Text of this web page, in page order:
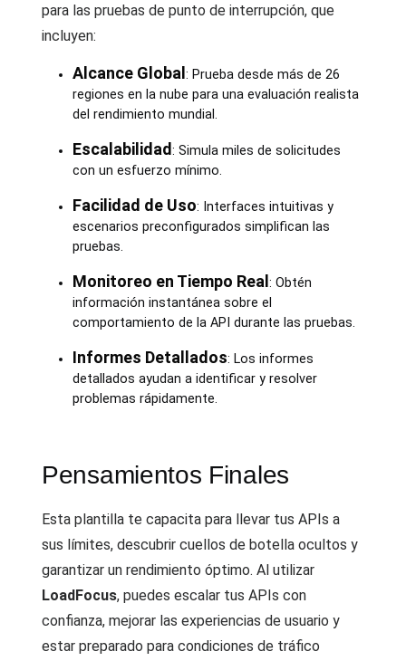
para las pruebas de punto de interrupción, que
incluyen:
Alcance Global : Prueba desde más de 26
regiones en la nube para una evaluación realista
del rendimiento mundial.
Escalabilidad : Simula miles de solicitudes
con un esfuerzo mínimo.
Facilidad de Uso: Interfaces intuitivas y
escenarios preconfigurados simplifican las
pruebas.
Monitoreo en Tiempo Real : Obtén
información instantánea sobre el
comportamiento de la API durante las pruebas.
Informes Detallados: Los informes
detallados ayudan a identificar y resolver
problemas rápidamente.
Pensamientos Finales
Esta plantilla te capacita para llevar tus APIs a
sus límites, descubrir cuellos de botella ocultos y
garantizar un rendimiento óptimo. Al utilizar
LoadFocus, puedes escalar tus APIs con
confianza, mejorar las experiencias de usuario y
estar preparado para condiciones de tráfico